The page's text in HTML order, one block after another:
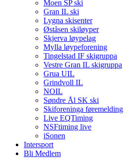
Moen SP ski
Gran IL ski
Lygna skisenter
Øståsen skiløyper
Skjerva løypelag
Mylla løypeforening
Tingelstad IF skigruppa
Vestre Gran IL skigruppa
Grua UIL
Grindvoll IL
NOIL
Søndre Ål SK ski
Skiforeninga føremelding
Live EQTiming
NSFtiming live
iSonen
Intersport
Bli Medlem